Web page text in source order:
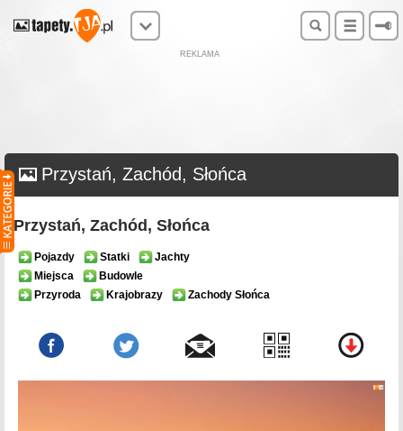
REKLAMA
Przystań, Zachód, Słońca
Przystań, Zachód, Słońca
Pojazdy Statki
Jachty
Miejsca
Budowle
Przyroda
Krajobrazy Zachody Słońca